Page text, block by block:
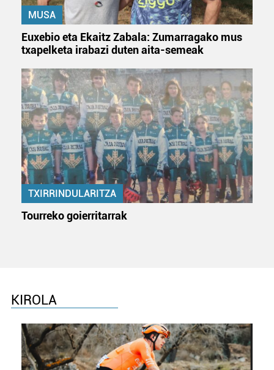
MUSA
Euxebio eta Ekaitz Zabala: Zumarragako mus
txapelketa irabazi duten aita-semeak
TXIRRINDULARITZA
Tourreko goierritarrak
KIROLA